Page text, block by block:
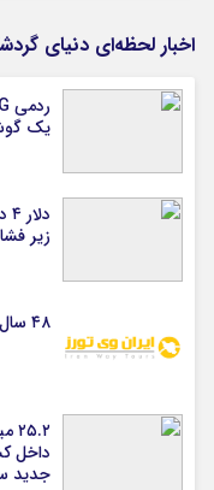
اخبار لحظه‌ای دنیای
یک
زیر
۴۸ سال کار برای خرید یک تویوتا کمری
داخل
جدید